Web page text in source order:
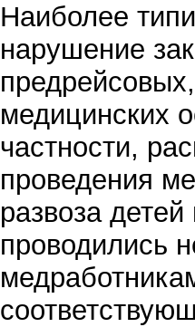
Наиболее
нарушение
медицинских
частности,
проведения
развоза
проводились